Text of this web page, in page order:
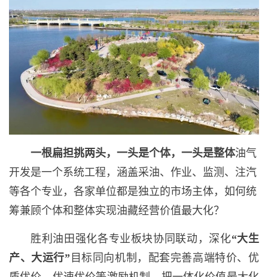
一根扁担挑两头，一头是个体，一头是整体油气
开发是一个系统工程，涵盖采油、作业、监测、注汽
等各个专业，各家单位都是独立的市场主体，如何统
筹兼顾个体和整体实现油藏经营价值最大化？
胜利油田强化各专业板块协同联动，深化“大生
产、大运行” 目标同向机制，配套完善高端特价、优